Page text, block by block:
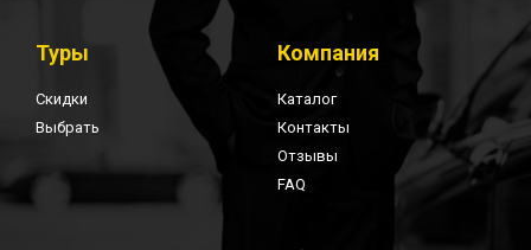
Туры
Скидки
Выбрать
Компания
Каталог
Контакты
Отзывы
FAQ